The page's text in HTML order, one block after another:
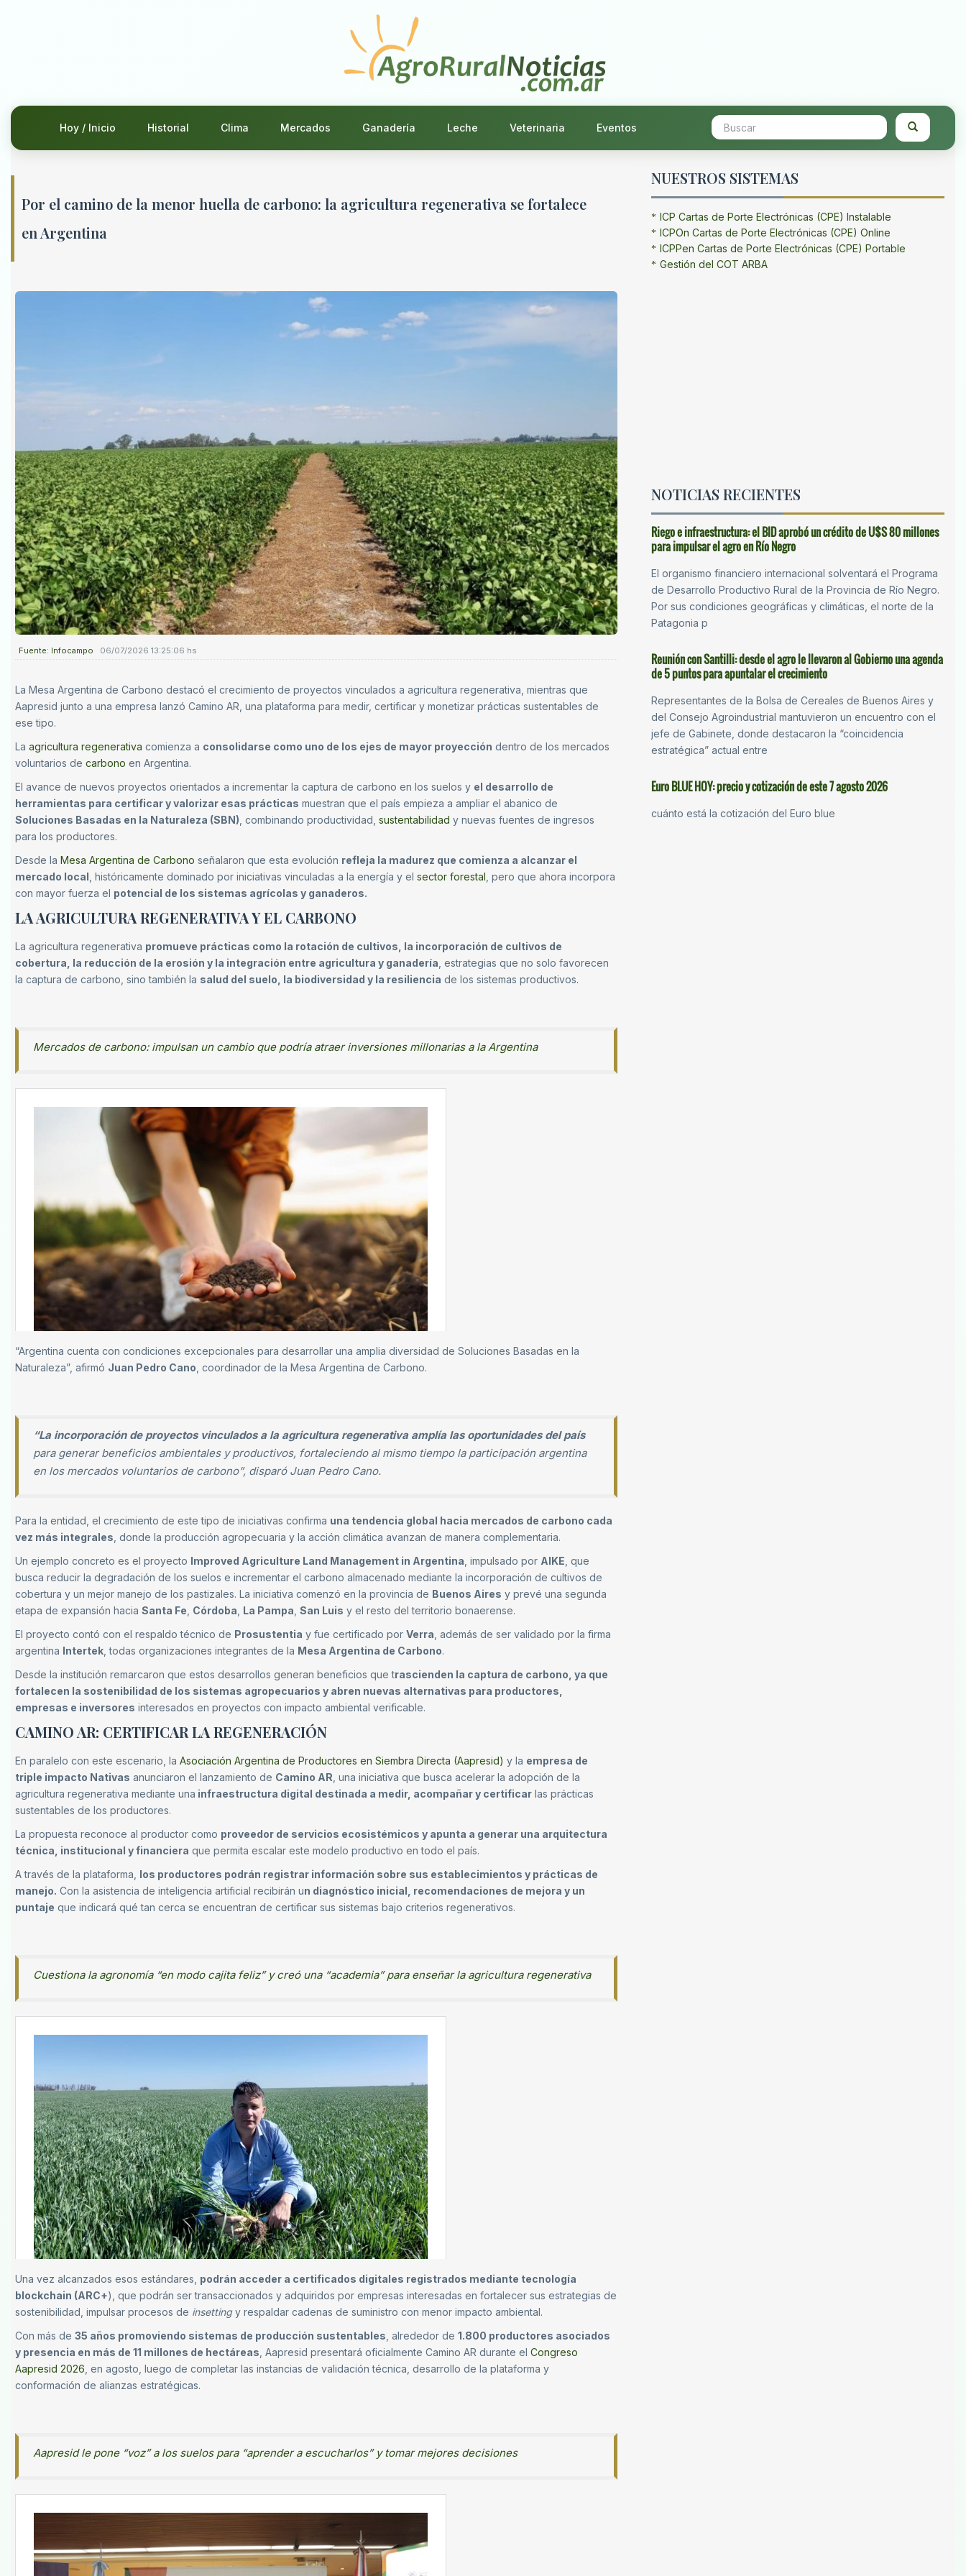
Hoy / Inicio Historial Clima Mercados Ganadería Leche Veterinaria Eventos
Por el camino de la menor huella de carbono: la agricultura regenerativa se fortalece
en Argentina
Fuente: Infocampo 06/07/2026 13:25:06 hs
La Mesa Argentina de Carbono destacó el crecimiento de proyectos vinculados a agricultura regenerativa, mientras que
Aapresid junto a una empresa lanzó Camino AR, una plataforma para medir, certificar y monetizar prácticas sustentables de
ese tipo.
La agricultura regenerativa comienza a consolidarse como uno de los ejes de mayor proyección dentro de los mercados
voluntarios de carbono en Argentina.
El avance de nuevos proyectos orientados a incrementar la captura de carbono en los suelos y el desarrollo de
herramientas para certificar y valorizar esas prácticas muestran que el país empieza a ampliar el abanico de
Soluciones Basadas en la Naturaleza (SBN) , combinando productividad, sustentabilidad y nuevas fuentes de ingresos
para los productores.
Desde la Mesa Argentina de Carbono señalaron que esta evolución refleja la madurez que comienza a alcanzar el
mercado local , históricamente dominado por iniciativas vinculadas a la energía y el sector forestal , pero que ahora incorpora
con mayor fuerza el potencial de los sistemas agrícolas y ganaderos.
LA AGRICULTURA REGENERATIVA Y EL CARBONO
La agricultura regenerativa promueve prácticas como la rotación de cultivos, la incorporación de cultivos de
cobertura, la reducción de la erosión y la integración entre agricultura y ganadería , estrategias que no solo favorecen
la captura de carbono, sino también la salud del suelo, la biodiversidad y la resiliencia de los sistemas productivos.
Mercados de carbono: impulsan un cambio que podría atraer inversiones millonarias a la Argentina
“Argentina cuenta con condiciones excepcionales para desarrollar una amplia diversidad de Soluciones Basadas en la
Naturaleza”, afirmó Juan Pedro Cano , coordinador de la Mesa Argentina de Carbono.
“La incorporación de proyectos vinculados a la agricultura regenerativa amplía las oportunidades del país
para generar beneficios ambientales y productivos, fortaleciendo al mismo tiempo la participación argentina
en los mercados voluntarios de carbono”, disparó Juan Pedro Cano.
Para la entidad, el crecimiento de este tipo de iniciativas confirma una tendencia global hacia mercados de carbono cada
vez más integrales , donde la producción agropecuaria y la acción climática avanzan de manera complementaria.
Un ejemplo concreto es el proyecto Improved Agriculture Land Management in Argentina , impulsado por AIKE , que
busca reducir la degradación de los suelos e incrementar el carbono almacenado mediante la incorporación de cultivos de
cobertura y un mejor manejo de los pastizales. La iniciativa comenzó en la provincia de Buenos Aires y prevé una segunda
etapa de expansión hacia Santa Fe Córdoba La Pampa San Luis y el resto del territorio bonaerense.
El proyecto contó con el respaldo técnico de Prosustentia y fue certificado por Verra , además de ser validado por la firma
argentina Intertek , todas organizaciones integrantes de la Mesa Argentina de Carbono.
Desde la institución remarcaron que estos desarrollos generan beneficios que trascienden la captura de carbono, ya que
fortalecen la sostenibilidad de los sistemas agropecuarios y abren nuevas alternativas para productores,
empresas e inversores interesados en proyectos con impacto ambiental verificable.
CAMINO AR: CERTIFICAR LA REGENERACIÓN
En paralelo con este escenario, la Asociación Argentina de Productores en Siembra Directa (Aapresid) y la empresa de
triple impacto Nativas anunciaron el lanzamiento de Camino AR , una iniciativa que busca acelerar la adopción de la
agricultura regenerativa mediante una infraestructura digital destinada a medir, acompañar y certificar las prácticas
sustentables de los productores.
La propuesta reconoce al productor como proveedor de servicios ecosistémicos y apunta a generar una arquitectura
técnica, institucional y financiera que permita escalar este modelo productivo en todo el país.
A través de la plataforma, los productores podrán registrar información sobre sus establecimientos y prácticas de
manejo. Con la asistencia de inteligencia artificial recibirán un diagnóstico inicial, recomendaciones de mejora y un
puntaje que indicará qué tan cerca se encuentran de certificar sus sistemas bajo criterios regenerativos.
Cuestiona la agronomía “en modo cajita feliz” y creó una “academia” para enseñar la agricultura regenerativa
Una vez alcanzados esos estándares, podrán acceder a certificados digitales registrados mediante tecnología
blockchain (ARC+), que podrán ser transaccionados y adquiridos por empresas interesadas en fortalecer sus estrategias de
sostenibilidad, impulsar procesos de insettingy respaldar cadenas de suministro con menor impacto ambiental.
Con más de 35 años promoviendo sistemas de producción sustentables , alrededor de 1.800 productores asociados
y presencia en más de 11 millones de hectáreas , Aapresid presentará oficialmente Camino AR durante el Congreso
Aapresid 2026 , en agosto, luego de completar las instancias de validación técnica, desarrollo de la plataforma y
conformación de alianzas estratégicas.
Aapresid le pone “voz” a los suelos para “aprender a escucharlos” y tomar mejores decisiones
NUESTROS SISTEMAS
ICP Cartas de Porte Electrónicas (CPE) Instalable
ICPOn Cartas de Porte Electrónicas (CPE) Online
ICPPen Cartas de Porte Electrónicas (CPE) Portable
Gestión del COT ARBA
NOTICIAS RECIENTES
Riego e infraestructura: el BID aprobó un crédito de U$S 80 millones
para impulsar el agro en Río Negro
El organismo financiero internacional solventará el Programa
de Desarrollo Productivo Rural de la Provincia de Río Negro.
Por sus condiciones geográficas y climáticas, el norte de la
Patagonia p
Reunión con Santilli: desde el agro le llevaron al Gobierno una agenda
de 5 puntos para apuntalar el crecimiento
Representantes de la Bolsa de Cereales de Buenos Aires y
del Consejo Agroindustrial mantuvieron un encuentro con el
jefe de Gabinete, donde destacaron la “coincidencia
estratégica” actual entre
Euro BLUE HOY: precio y cotización de este 7 agosto 2026
cuánto está la cotización del Euro blue